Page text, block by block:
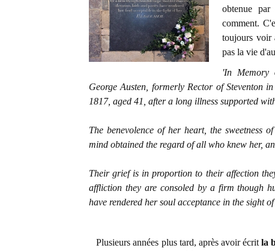
obtenue
comment.
toujours voir
pas la vie
'In Memory
George Austen, formerly Rector of Steventon
1817, aged 41, after a long illness supported
The benevolence of her heart, the sweetness
mind obtained the regard of all who knew her,
Their grief is in proportion to their affection
affliction they are consoled by a firm though
have rendered her soul acceptance in the sight
Plusieurs années plus tard, après avoir écritla